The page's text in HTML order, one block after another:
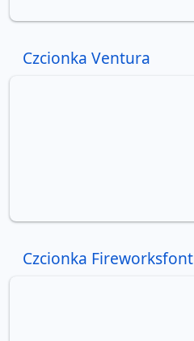
Czcionka Ventura
Czcionka Fireworksfont